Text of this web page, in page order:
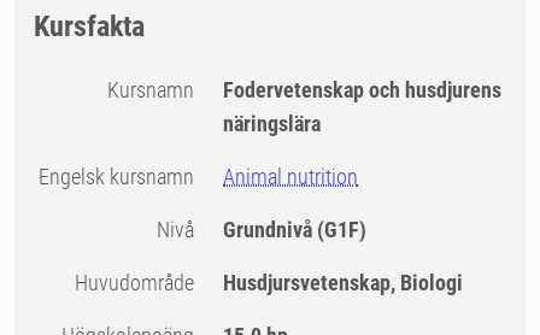
Kursfakta
Kursnamn
Fodervetenskap och husdjurens
näringslära
Engelsk kursnamn Animal nutrition
Nivå Grundnivå (G1F)
Huvudområde Husdjursvetenskap, Biologi